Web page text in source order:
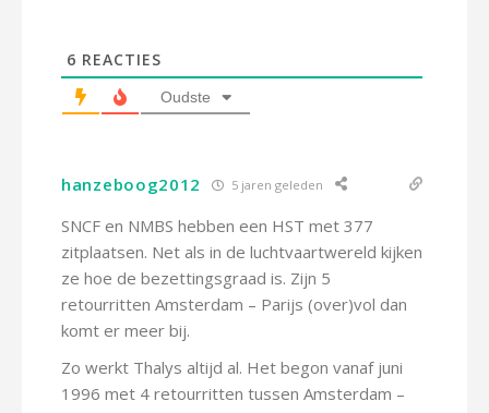
6 REACTIES
Oudste
hanzeboog2012 5 jaren geleden
SNCF en NMBS hebben een HST met 377
zitplaatsen. Net als in de luchtvaartwereld kijken
ze hoe de bezettingsgraad is. Zijn 5
retourritten Amsterdam – Parijs (over)vol dan
komt er meer bij.
Zo werkt Thalys altijd al. Het begon vanaf juni
1996 met 4 retourritten tussen Amsterdam –